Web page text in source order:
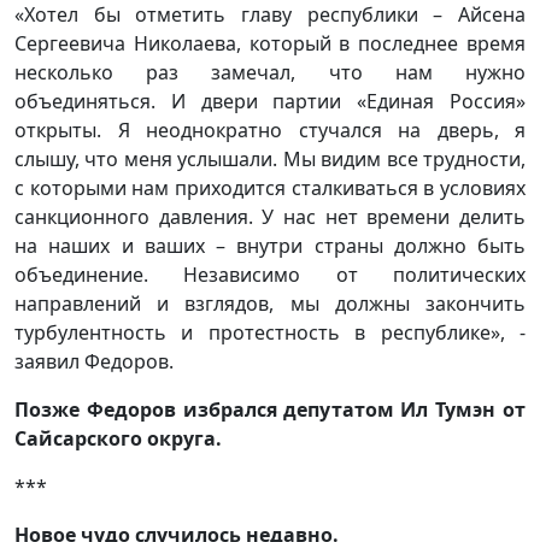
«Хотел бы отметить главу республики – Айсена
Сергеевича Николаева, который в последнее время
несколько раз замечал, что нам нужно
объединяться. И двери партии «Единая Россия»
открыты. Я неоднократно стучался на дверь, я
слышу, что меня услышали. Мы видим все трудности,
с которыми нам приходится сталкиваться в условиях
санкционного давления. У нас нет времени делить
на наших и ваших – внутри страны должно быть
объединение. Независимо от политических
направлений и взглядов, мы должны закончить
турбулентность и протестность в республике», -
заявил Федоров.
Позже Федоров избрался депутатом Ил Тумэн от
Сайсарского округа.
***
Новое чудо случилось недавно.